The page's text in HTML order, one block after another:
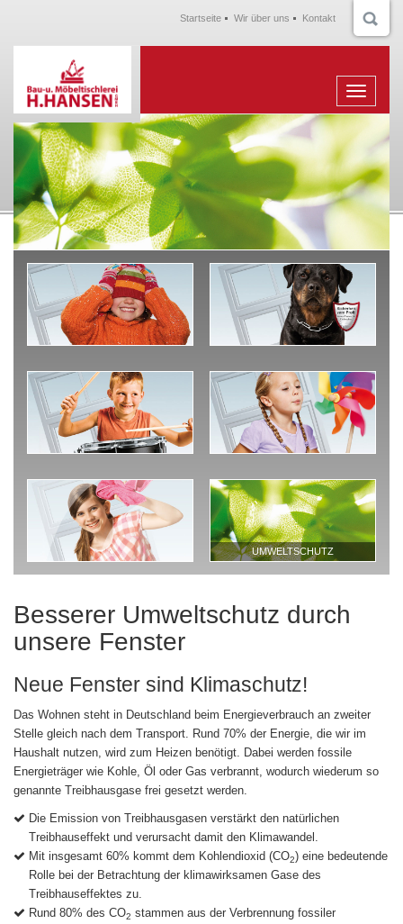
Startseite Wir über uns Kontakt
Menu
UMWELTSCHUTZ
Besserer Umweltschutz durch
unsere Fenster
Neue Fenster sind Klimaschutz!
Das Wohnen steht in Deutschland beim Energieverbrauch an zweiter
Stelle gleich nach dem Transport. Rund 70% der Energie, die wir im
Haushalt nutzen, wird zum Heizen benötigt. Dabei werden fossile
Energieträger wie Kohle, Öl oder Gas verbrannt, wodurch wiederum so
genannte Treibhausgase frei gesetzt werden.
Die Emission von Treibhausgasen verstärkt den natürlichen
Treibhauseffekt und verursacht damit den Klimawandel.
Mit insgesamt 60% kommt dem Kohlendioxid (CO2) eine bedeutende
Rolle bei der Betrachtung der klimawirksamen Gase des
Treibhauseffektes zu.
Rund 80% des CO2 stammen aus der Verbrennung fossiler